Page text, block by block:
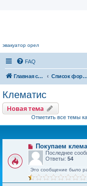
эвакуатор орел
FAQ
Главная страница Список форумов
Клематис
Новая тема
Отметить все темы
Покупаем
Последнее
Ответы: 54
Это сообщение было